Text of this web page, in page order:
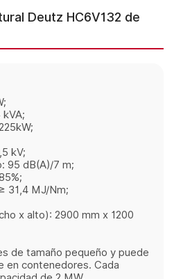
Deutz HC6V132 de
kV;
95 dB(A)/7 m;
31,4 MJ/Nm;
x alto): 2900 mm x 1200
de tamaño pequeño y puede
en contenedores. Cada